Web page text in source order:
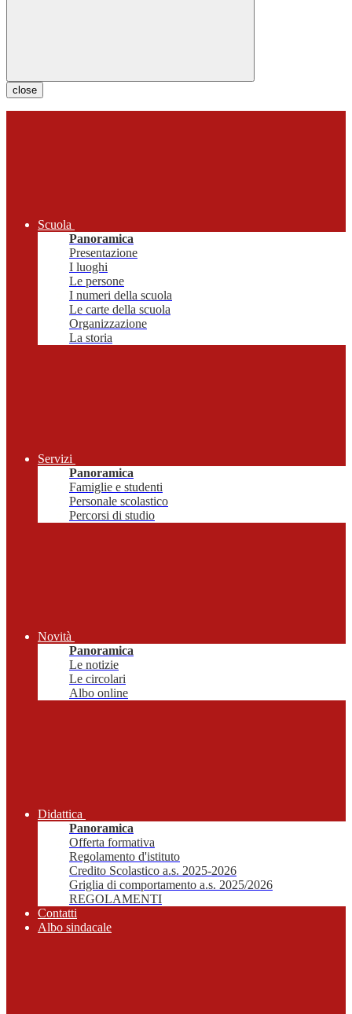
close
Scuola
Panoramica
Presentazione
I luoghi
Le persone
I numeri della scuola
Le carte della scuola
Organizzazione
La storia
Servizi
Panoramica
Famiglie e studenti
Personale scolastico
Percorsi di studio
Novità
Panoramica
Le notizie
Le circolari
Albo online
Didattica
Panoramica
Offerta formativa
Regolamento d'istituto
Credito Scolastico a.s. 2025-2026
Griglia di comportamento a.s. 2025/2026
REGOLAMENTI
Contatti
Albo sindacale